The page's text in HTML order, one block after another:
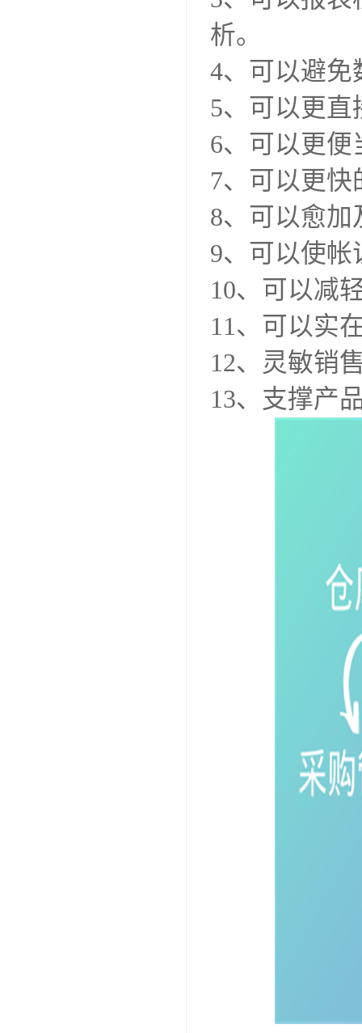
析。
4、可以避免
5、可以更
6、可以更
7、可以更
8、可以愈
9、可以使
10、可以减
11、可以实
12、灵敏销
13、支撑产